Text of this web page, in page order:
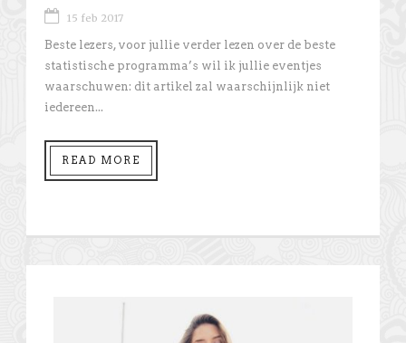
15 feb 2017
Beste lezers, voor jullie verder lezen over de beste
statistische programma’s wil ik jullie eventjes
waarschuwen: dit artikel zal waarschijnlijk niet
iedereen...
READ MORE